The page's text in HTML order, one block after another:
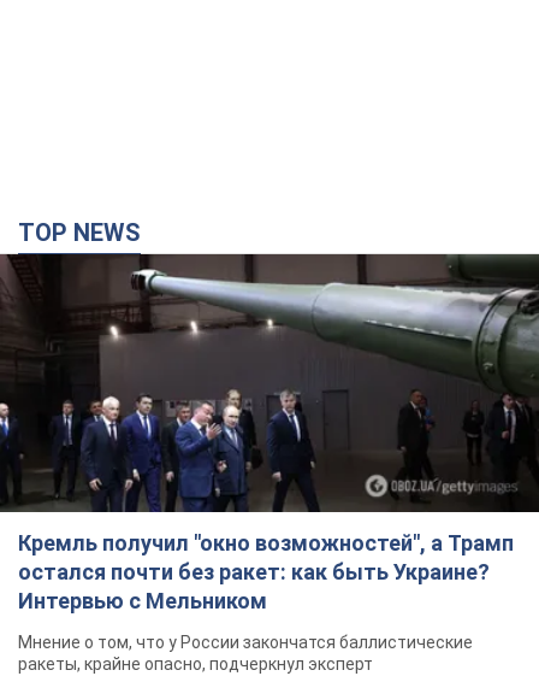
TOP NEWS
Кремль получил "окно возможностей", а Трамп
остался почти без ракет: как быть Украине?
Интервью с Мельником
Мнение о том, что у России закончатся баллистические
ракеты, крайне опасно, подчеркнул эксперт